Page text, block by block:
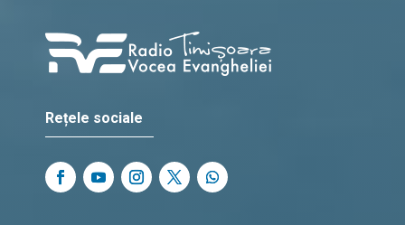
Rețele sociale